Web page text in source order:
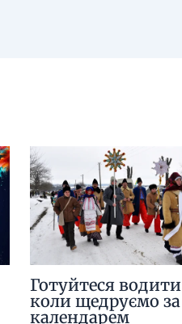
Готуйтеся
коли щедруємо
календарем